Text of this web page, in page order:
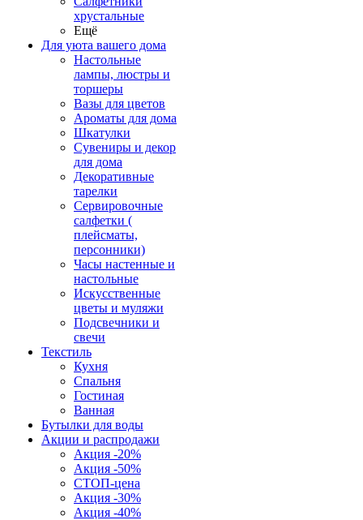
хрустальные
Ещё
Для уюта вашего дома
Настольные
лампы, люстры и
торшеры
Вазы для цветов
Ароматы для дома
Шкатулки
Сувениры и декор
для дома
Декоративные
тарелки
Сервировочные
салфетки (
плейсматы,
персонники)
Часы настенные и
настольные
Искусственные
цветы и муляжи
Подсвечники и
свечи
Текстиль
Кухня
Спальня
Гостиная
Ванная
Бутылки для воды
Акции и распродажи
Акция -20%
Акция -50%
СТОП-цена
Акция -30%
Акция -40%